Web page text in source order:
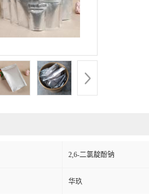
2,6-二氯靛酚钠
华玖